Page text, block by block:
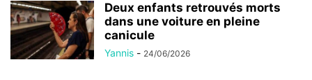
Deux enfants retrouvés morts
dans une voiture en pleine
canicule
Yannis - 24/06/2026